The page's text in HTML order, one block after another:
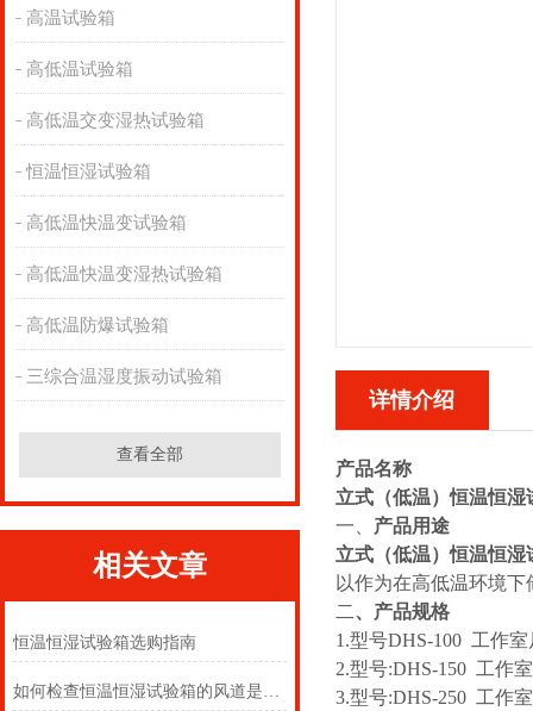
高温试验箱
高低温试验箱
高低温交变湿热试验箱
恒温恒湿试验箱
高低温快温变试验箱
高低温快温变湿热试验箱
高低温防爆试验箱
三综合温湿度振动试验箱
查看全部
相关文章
恒温恒湿试验箱选购指南
如何检查恒温恒湿试验箱的风道是否堵塞？
详情介绍
产品名称
立式（低温）恒温恒湿
一、 产品用途
立式（低温）恒温恒湿
以作为在高低温环境
二、产品规格
1.型号DHS-100 工作室
2.型号:DHS-150 工作
3.型号:DHS-250 工作